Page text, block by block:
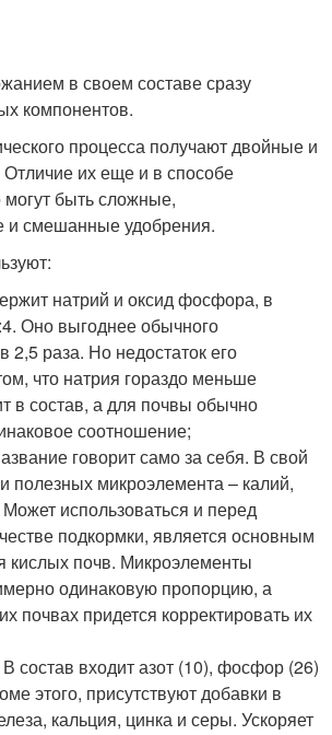
в своем составе сразу
компонентов.
процесса получают двойные и
их еще и в способе
могут быть сложные,
и смешанные удобрения.
натрий и оксид фосфора, в
Оно выгоднее обычного
2,5 раза. Но недостаток его
что натрия гораздо меньше
в состав, а для почвы обычно
соотношение;
говорит само за себя. В свой
полезных микроэлемента – калий,
использоваться и перед
подкормки, является основным
кислых почв. Микроэлементы
одинаковую пропорцию, а
почвах придется корректировать их
состав входит азот (10), фосфор (26)
этого, присутствуют добавки в
кальция, цинка и серы. Ускоряет